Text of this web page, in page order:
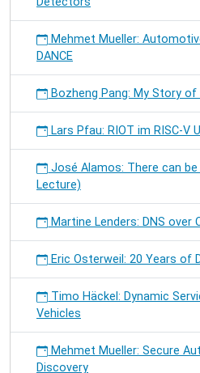
Mehmet Mueller:
DANCE
Bozheng Pang: My Story
Lars Pfau: RIOT im RISC-V
José Alamos: There can
Lecture)
Martine Lenders: DNS over
Eric Osterweil: 20 Years of
Timo Häckel: Dynamic
Vehicles
Mehmet Mueller: Secure
Discovery